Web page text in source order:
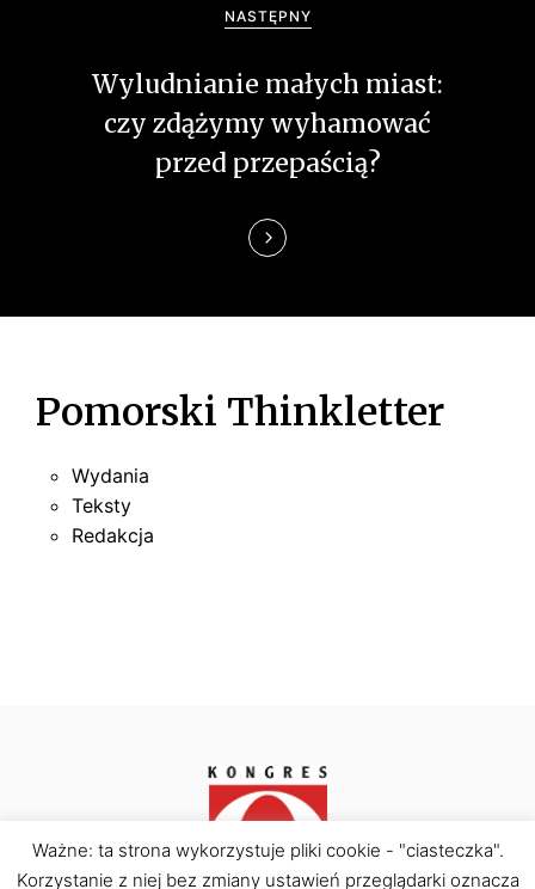
NASTĘPNY
Wyludnianie małych miast:
czy zdążymy wyhamować
przed przepaścią?
Pomorski Thinkletter
Wydania
Teksty
Redakcja
Kongres Obywatelski © Copyright 2026. All rights
Ważne: ta strona wykorzystuje pliki cookie - "ciasteczka".
Korzystanie z niej bez zmiany ustawień przeglądarki oznacza